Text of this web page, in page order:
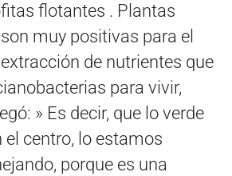
flotantes . Plantas
muy positivas para el
de nutrientes que
para vivir,
» Es decir, que lo verde
el centro, lo estamos
porque es una